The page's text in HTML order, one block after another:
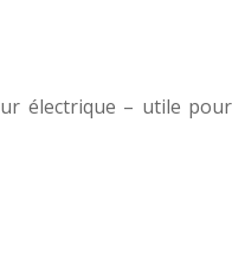
électrique – utile pour